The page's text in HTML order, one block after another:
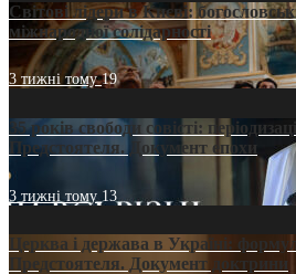
Світові лідери в Києві:
міжнародної солідарності
3 тижні тому19
35 років свободи совісті:
Предстоятеля. Документ епохи
3 тижні тому 13
Церква і держава в Україні:
Предстоятеля. Документ доктрини